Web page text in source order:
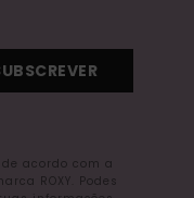
acordo com a
ROXY. Podes